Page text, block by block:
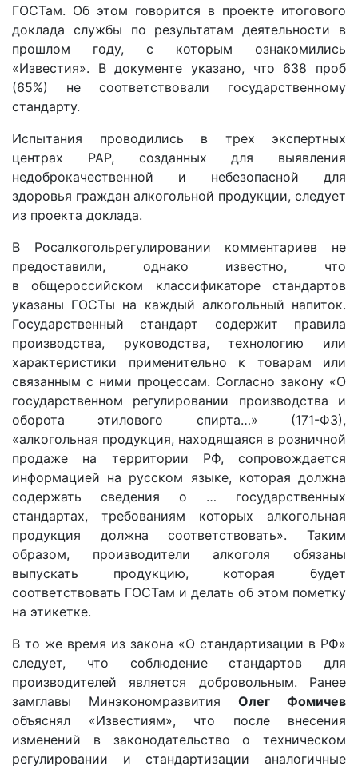
ГОСТам. Об этом говорится в проекте итогового
доклада службы по результатам деятельности в
прошлом году, с которым ознакомились
«Известия». В документе указано, что 638 проб
(65%) не соответствовали государственному
стандарту.
Испытания проводились в трех экспертных
центрах РАР, созданных для выявления
недоброкачественной и небезопасной для
здоровья граждан алкогольной продукции, следует
из проекта доклада.
В Росалкогольрегулировании комментариев не
предоставили, однако известно, что
в общероссийском классификаторе стандартов
указаны ГОСТы на каждый алкогольный напиток.
Государственный стандарт содержит правила
производства, руководства, технологию или
характеристики применительно к товарам или
связанным с ними процессам. Согласно закону «О
государственном регулировании производства и
оборота этилового спирта…» (171-ФЗ),
«алкогольная продукция, находящаяся в розничной
продаже на территории РФ, сопровождается
информацией на русском языке, которая должна
содержать сведения о … государственных
стандартах, требованиям которых алкогольная
продукция должна соответствовать». Таким
образом, производители алкоголя обязаны
выпускать продукцию, которая будет
соответствовать ГОСТам и делать об этом пометку
на этикетке.
В то же время из закона «О стандартизации в РФ»
следует, что соблюдение стандартов для
производителей является добровольным. Ранее
замглавы Минэкономразвития Олег Фомичев
объяснял «Известиям», что после внесения
изменений в законодательство о техническом
регулировании и стандартизации аналогичные